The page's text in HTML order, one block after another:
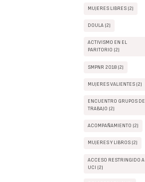
MUJERES LIBRES (2)
DOULA (2)
ACTIVISMO EN EL
PARITORIO (2)
SMPNR 2018 (2)
MUJERES VALIENTES (2)
ENCUENTRO GRUPOS DE
TRABAJO (2)
ACOMPAÑAMIENTO (2)
MUJERES Y LIBROS (2)
ACCESO RESTRINGIDO A
UCI (2)